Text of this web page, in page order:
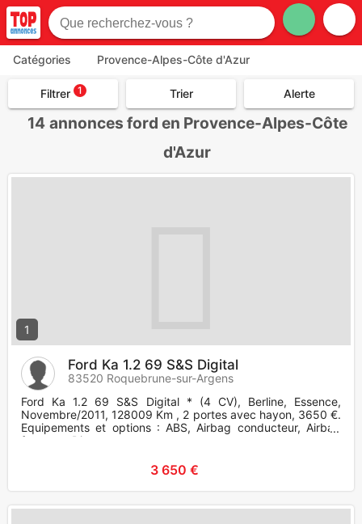
Catégories Provence-Alpes-Côte d'Azur
Filtrer 1 Trier Alerte
14 annonces ford en Provence-Alpes-Côte
d'Azur
1
Ford Ka 1.2 69 S&S Digital
83520 Roquebrune-sur-Argens
Ford Ka 1.2 69 S&S Digital * (4 CV), Berline, Essence,
Novembre/2011, 128009 Km , 2 portes avec hayon, 3650 €.
Equipements et options : ABS, Airbag conducteur, Airbag
frontaux, Di
3 650 €